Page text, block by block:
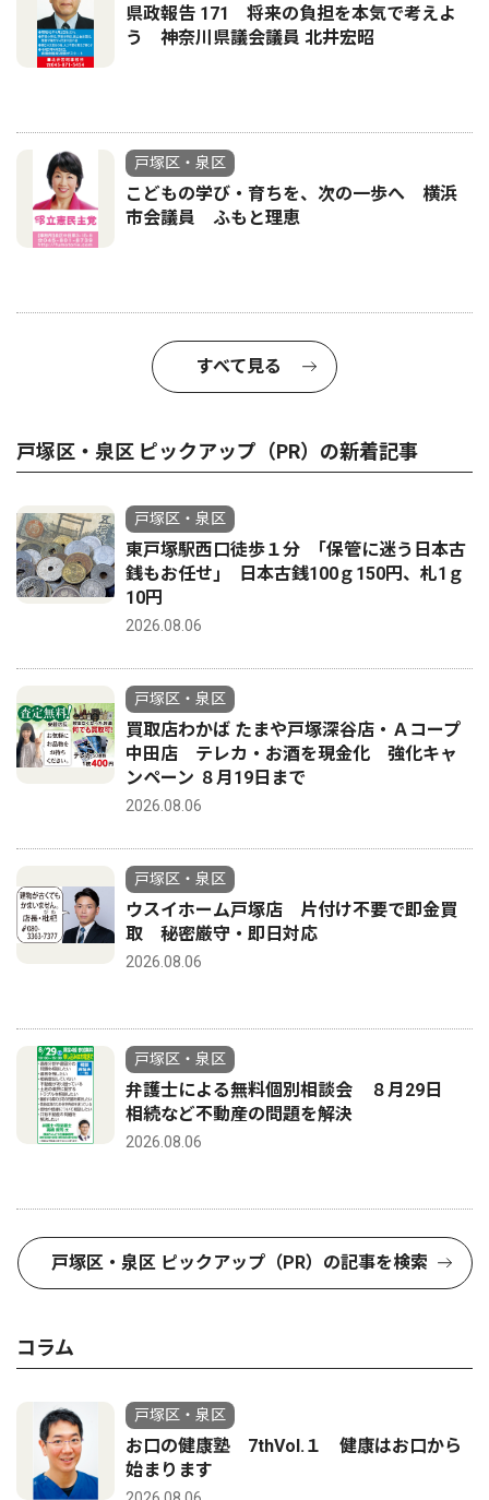
県政報告 171 将来の負担を本気で考えよ
う 神奈川県議会議員 北井宏昭
戸塚区・泉区
こどもの学び・育ちを、次の一歩へ 横浜
市会議員 ふもと理恵
すべて見る
戸塚区・泉区 ピックアップ（PR）の新着記事
戸塚区・泉区
東戸塚駅西口徒歩１分 ｢保管に迷う日本古
銭もお任せ｣ 日本古銭100ｇ150円、札1ｇ
10円
2026.08.06
戸塚区・泉区
買取店わかば たまや戸塚深谷店・Ａコープ
中田店 テレカ・お酒を現金化 強化キャ
ンペーン ８月19日まで
2026.08.06
戸塚区・泉区
ウスイホーム戸塚店 片付け不要で即金買
取 秘密厳守・即日対応
2026.08.06
戸塚区・泉区
弁護士による無料個別相談会 ８月29日
相続など不動産の問題を解決
2026.08.06
戸塚区・泉区 ピックアップ（PR）の記事を検索
コラム
戸塚区・泉区
お口の健康塾 7thVol.１ 健康はお口から
始まります